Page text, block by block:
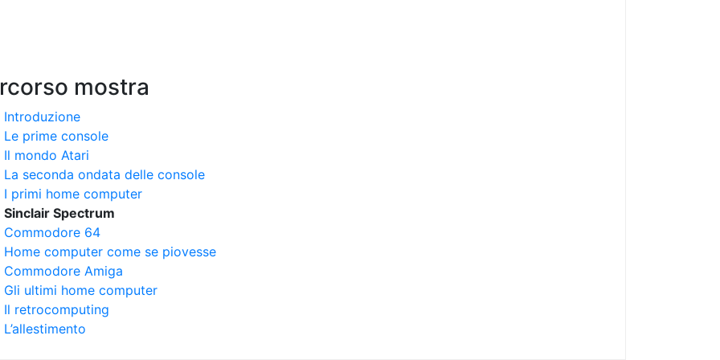
mostra
Introduzione
Le prime console
Il mondo Atari
La seconda ondata delle console
I primi home computer
Sinclair Spectrum
Commodore 64
Home computer come se piovesse
Commodore Amiga
Gli ultimi home computer
Il retrocomputing
L’allestimento